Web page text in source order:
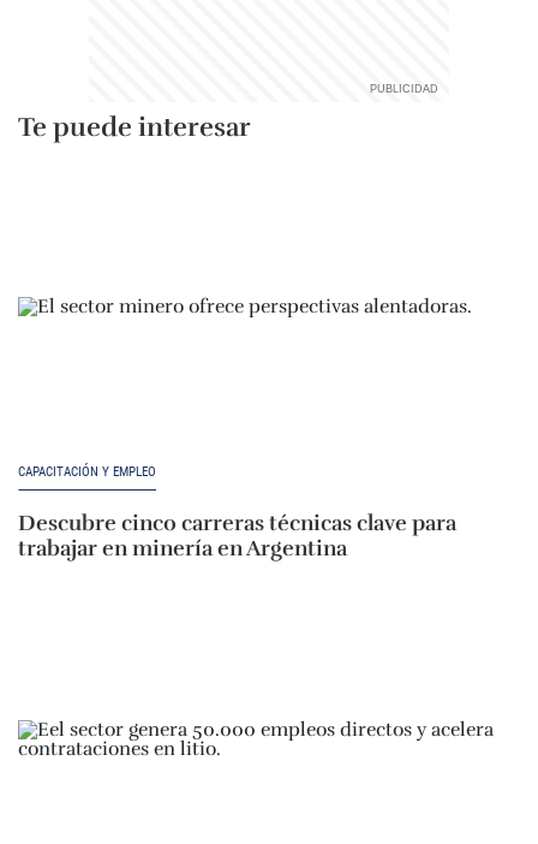
Te puede interesar
CAPACITACIÓN Y EMPLEO
Descubre cinco carreras técnicas clave para
trabajar en minería en Argentina